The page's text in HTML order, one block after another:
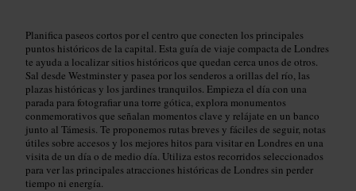
Planifica paseos cortos por el centro que conecten los principales
puntos históricos de la capital. Esta guía de viaje compacta de Londres
te ayuda a localizar sitios históricos que quedan cerca unos de otros.
Sal desde Westminster y pasea por los senderos a orillas del río, las
plazas históricas y los jardines tranquilos. Empieza el día con una
parada para fotografiar una torre gótica, explora monumentos
conmemorativos que señalan momentos clave y relájate en un banco
junto al Támesis. Te proponemos rutas breves y fáciles de seguir, notas
útiles sobre accesos y los mejores hitos para visitar en Londres en una
visita de un día o de medio día. Utiliza estos recorridos seleccionados
para ver las principales atracciones históricas de Londres sin perder
tiempo ni energía.